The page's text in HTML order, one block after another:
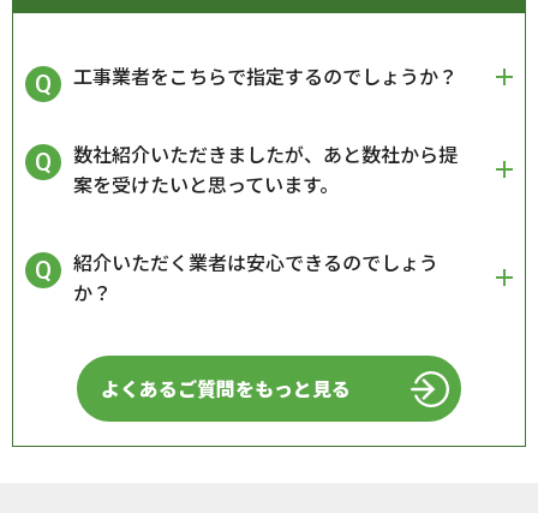
工事業者をこちらで指定するのでしょうか？
数社紹介いただきましたが、あと数社から提
案を受けたいと思っています。
紹介いただく業者は安心できるのでしょう
か？
よくあるご質問をもっと見る